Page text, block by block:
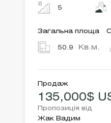
5
Загальна площа
50.9 Кв.м.
Продаж
135,000$
Пропозиція від
Жак Вадим